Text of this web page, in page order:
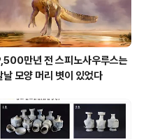
만년 전 스피노사우루스는
날 모양 머리 볏이 있었다